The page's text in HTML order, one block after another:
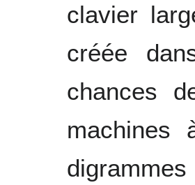
clavier
créée
chances
machines